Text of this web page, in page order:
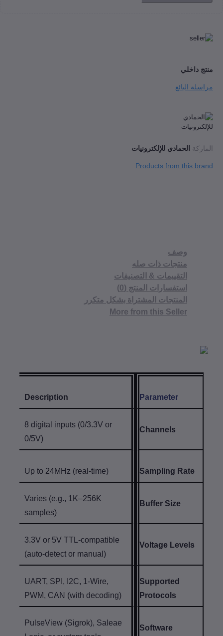
البائع
الحمادي للإلكترونيات
Products from this
منتجات ذات صله
التقييمات & التصنيفات
استفسارات المنتج (0)
المنتجات المشتراة بشكل متكرر
More from this Seller
Parameter
Description
Channels
8 digital inputs (0/3.3V or
Sampling Rate
Up to 24MHz (real-time)
Buffer Size
Varies (e.g., 1K–256K
samples)
Voltage Levels
3.3V or 5V TTL-compatible
(auto-detect or manual)
Supported
Protocols
UART, SPI, I2C, 1-Wire,
PWM, CAN (with decoding)
Software
PulseView (Sigrok), Saleae